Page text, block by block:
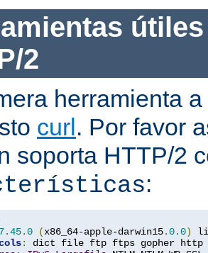
2
herramienta
curl. Por favor
soporta HTTP/2
:
7.45.0 (x86_64-apple-darwin15.0.0)
:
dict file ftp ftps gopher http